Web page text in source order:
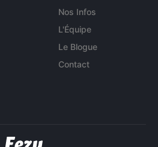
Nos Infos
L'Équipe
Le Blogue
Contact